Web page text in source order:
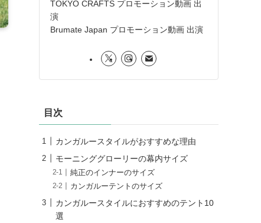
TOKYO CRAFTS プロモーション動画 出
演
Brumate Japan プロモーション動画 出演
目次
カンガルースタイルがおすすめな理由
モーニンググローリーの幕内サイズ
純正のインナーのサイズ
カンガルーテントのサイズ
カンガルースタイルにおすすめのテント10
選